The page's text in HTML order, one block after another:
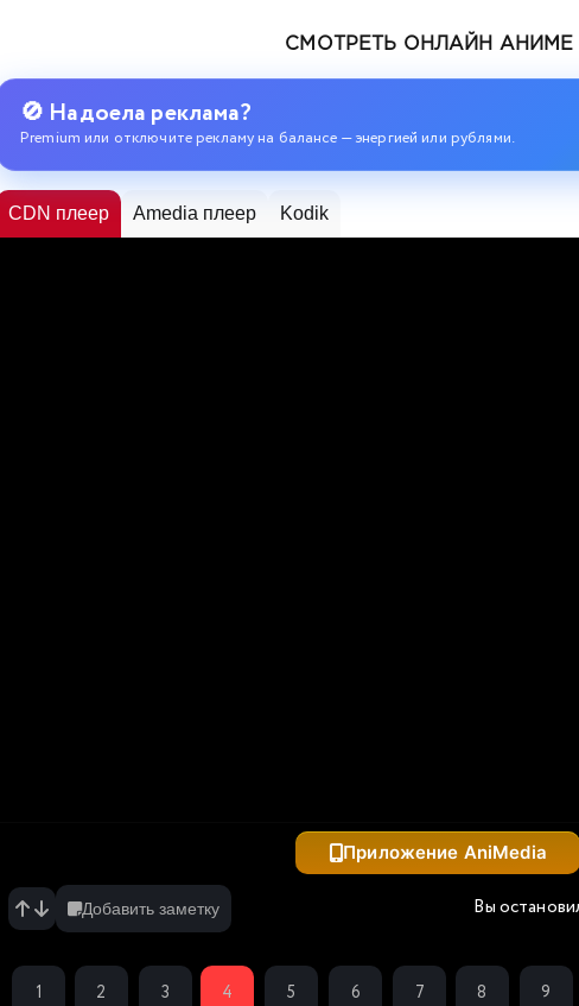
СМОТРЕТЬ ОНЛАЙН АНИМЕ
🚫 Надоела реклама?
Premium или отключите рекламу на балансе — энергией или рублями.
CDN плеер Amedia плеер Kodik
Приложение AniMedia
Добавить заметку Вы
1 2 3 4 5 6 7 8 9
городе